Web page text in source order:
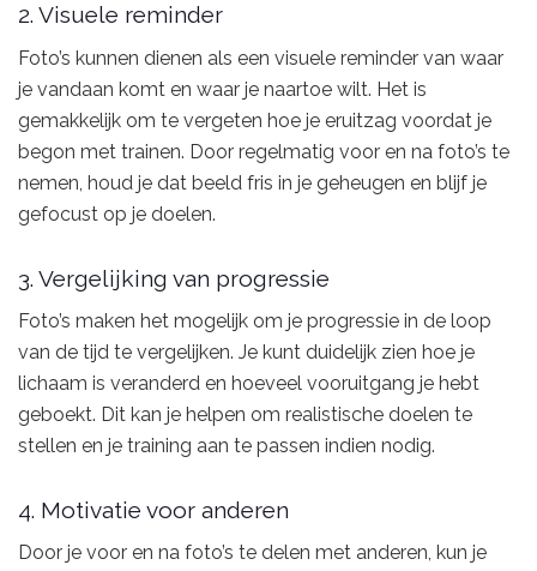
2. Visuele reminder
Foto’s kunnen dienen als een visuele reminder van waar
je vandaan komt en waar je naartoe wilt. Het is
gemakkelijk om te vergeten hoe je eruitzag voordat je
begon met trainen. Door regelmatig voor en na foto’s te
nemen, houd je dat beeld fris in je geheugen en blijf je
gefocust op je doelen.
3. Vergelijking van progressie
Foto’s maken het mogelijk om je progressie in de loop
van de tijd te vergelijken. Je kunt duidelijk zien hoe je
lichaam is veranderd en hoeveel vooruitgang je hebt
geboekt. Dit kan je helpen om realistische doelen te
stellen en je training aan te passen indien nodig.
4. Motivatie voor anderen
Door je voor en na foto’s te delen met anderen, kun je